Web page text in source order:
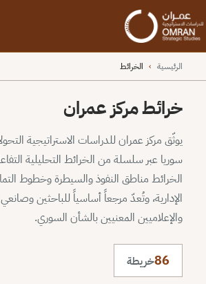
الرئيسية › الخرائط
خرائط مركز عمران
يوثّق مركز عمران للدراسات الاستراتيجية
سوريا عبر سلسلة من الخرائط التحليلية
الخرائط مناطق النفوذ والسيطرة وخطوط
الإدارية، وتُعدّ مرجعاً أساسياً للباحثين
والإعلاميين المعنيين بالشأن السوري.
86خريطة